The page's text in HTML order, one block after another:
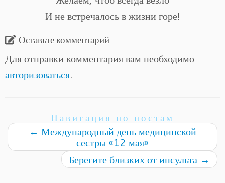
И не встречалось в жизни горе!
Оставьте комментарий
Для отправки комментария вам необходимо
авторизоваться.
Навигация по постам
← Международный день медицинской
сестры «12 мая»
Берегите близких от инсульта →